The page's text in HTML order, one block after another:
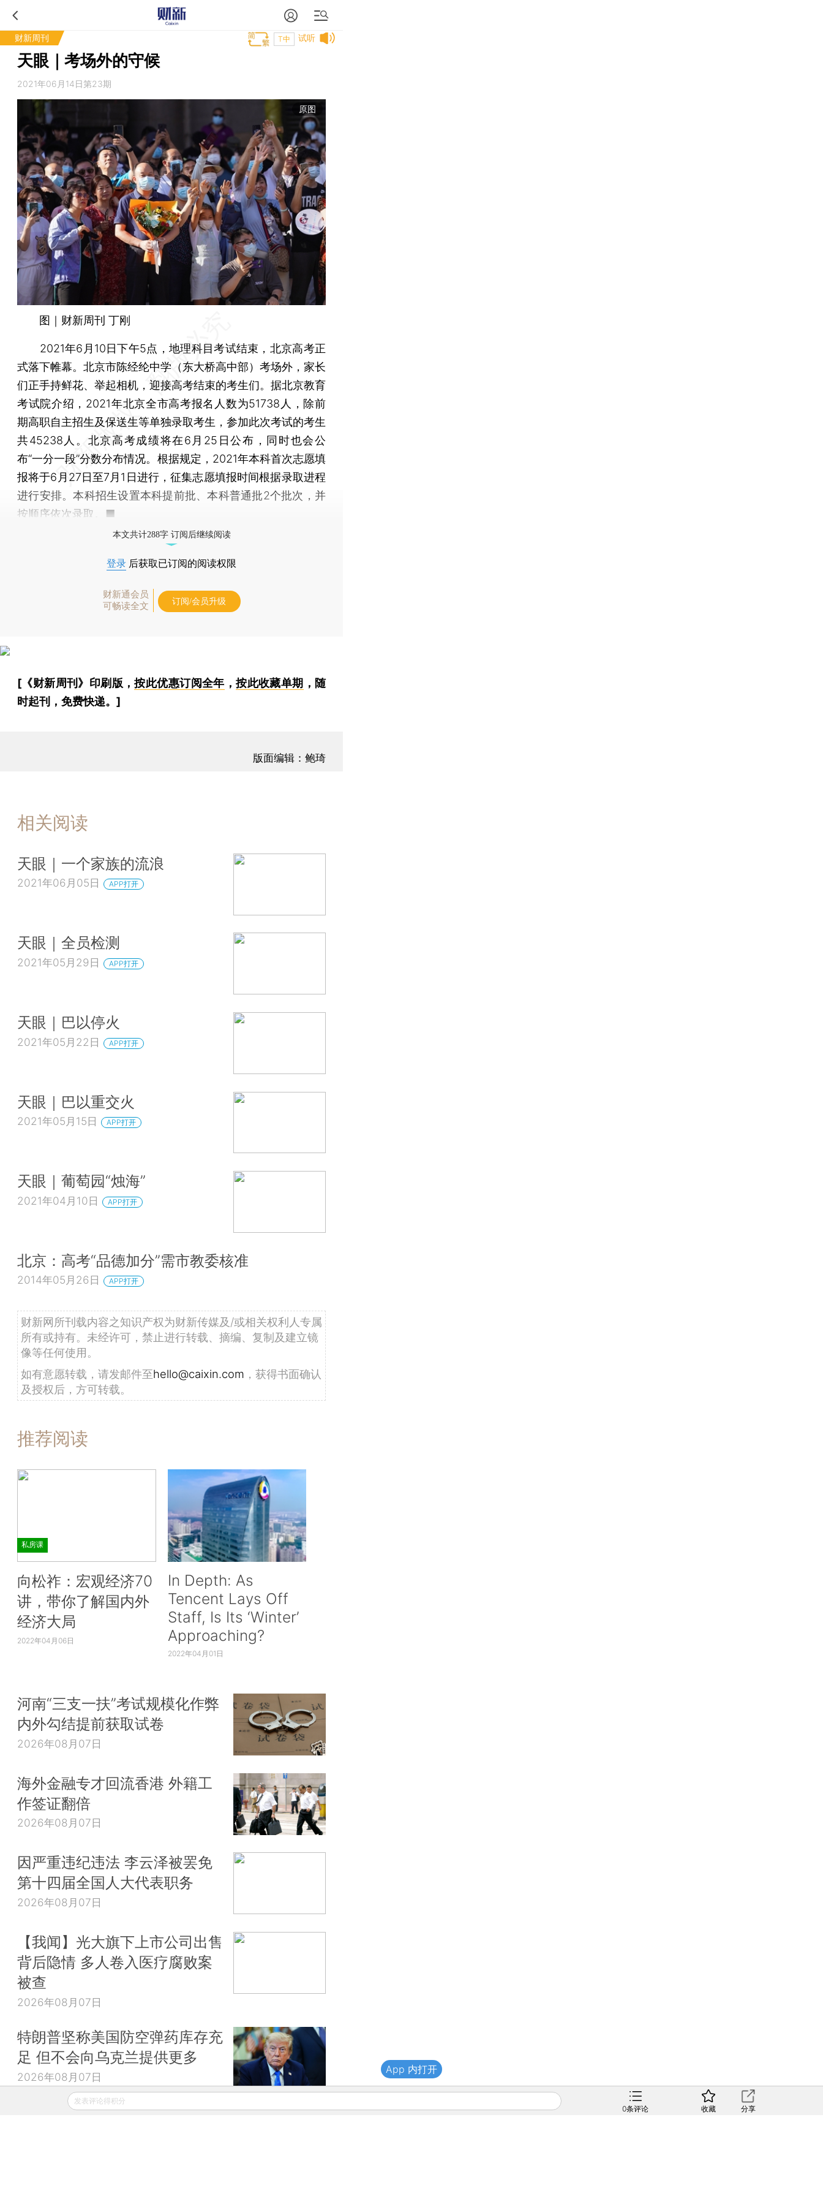
财新周刊 试听
T中
天眼｜考场外的守候
2021年06月14日第23期
原图
图｜财新周刊 丁刚
2021年6月10日下午5点，地理科目考试结束，北京高考正
式落下帷幕。北京市陈经纶中学（东大桥高中部）考场外，家长
们正手持鲜花、举起相机，迎接高考结束的考生们。据北京教育
考试院介绍，2021年北京全市高考报名人数为51738人，除前
期高职自主招生及保送生等单独录取考生，参加此次考试的考生
共45238人。北京高考成绩将在6月25日公布，同时也会公
布“一分一段”分数分布情况。根据规定，2021年本科首次志愿填
报将于6月27日至7月1日进行，征集志愿填报时间根据录取进程
进行安排。本科招生设置本科提前批、本科普通批2个批次，并
按顺序依次录取。■
本文共计288字 订阅后继续阅读
登录 后获取已订阅的阅读权限
财新通会员
可畅读全文
订阅/会员升级
[《财新周刊》印刷版，按此优惠订阅全年 ，按此收藏单期 ，随
时起刊，免费快递。]
版面编辑：鲍琦
相关阅读
天眼｜一个家族的流浪
2021年06月05日 APP打开
天眼｜全员检测
2021年05月29日 APP打开
天眼｜巴以停火
2021年05月22日 APP打开
天眼｜巴以重交火
2021年05月15日 APP打开
天眼｜葡萄园“烛海”
2021年04月10日 APP打开
北京：高考“品德加分”需市教委核准
2014年05月26日 APP打开
财新网所刊载内容之知识产权为财新传媒及/或相关权利人专属
所有或持有。未经许可，禁止进行转载、摘编、复制及建立镜
像等任何使用。
如有意愿转载，请发邮件至hello@caixin.com ，获得书面确认
及授权后，方可转载。
推荐阅读
私房课
向松祚：宏观经济70
讲，带你了解国内外
经济大局
2022年04月06日
In Depth: As
Tencent Lays Off
Staff, Is Its ‘Winter’
Approaching?
2022年04月01日
河南“三支一扶”考试规模化作弊
内外勾结提前获取试卷
2026年08月07日
海外金融专才回流香港 外籍工
作签证翻倍
2026年08月07日
因严重违纪违法 李云泽被罢免
第十四届全国人大代表职务
2026年08月07日
【我闻】光大旗下上市公司出售
背后隐情 多人卷入医疗腐败案
被查
2026年08月07日
特朗普坚称美国防空弹药库存充
足 但不会向乌克兰提供更多
2026年08月07日
发表评论得积分
0条评论 收藏 分享
App 内打开